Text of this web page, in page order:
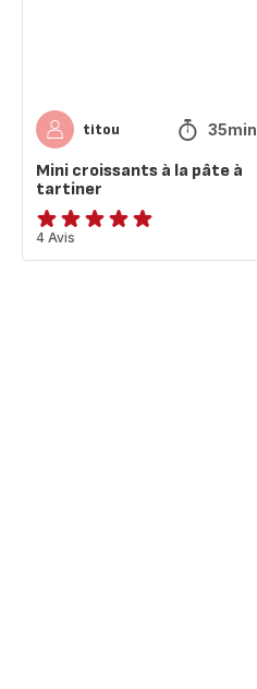
titou 35min
Mini croissants à la pâte à
tartiner
Avis
5
4 Avis